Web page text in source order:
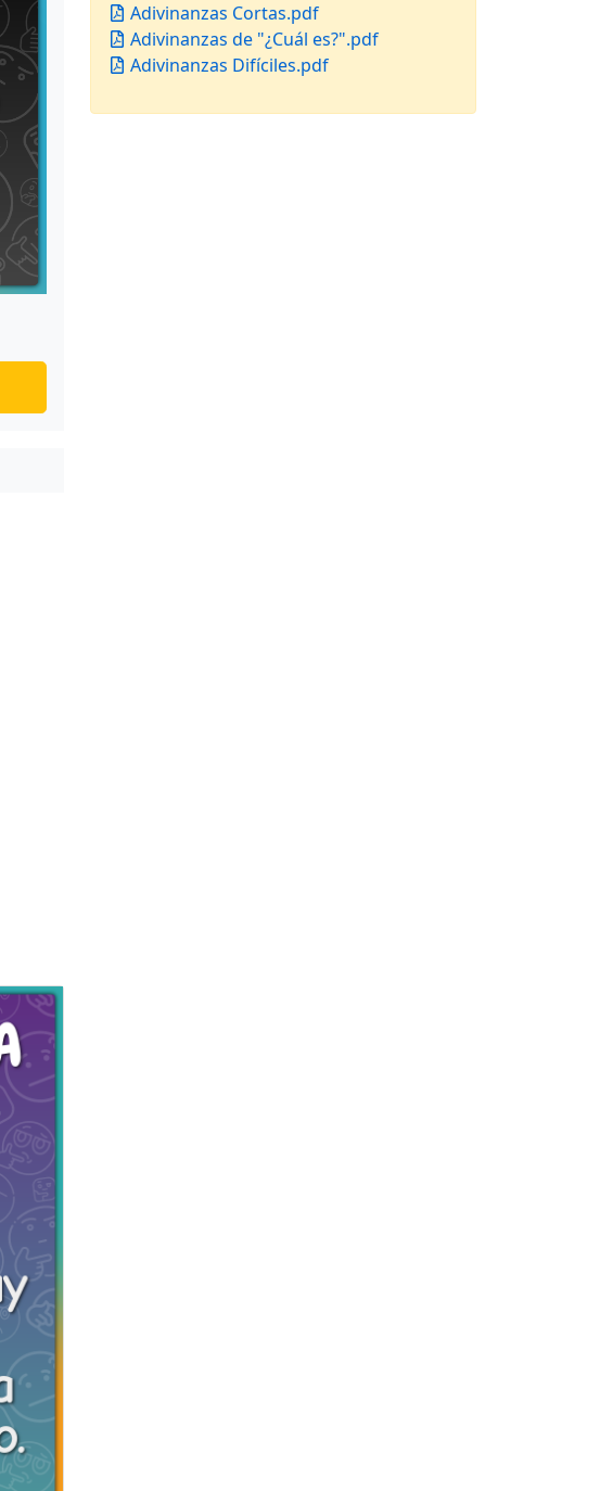
Adivinanzas Cortas.pdf
Adivinanzas de "¿Cuál es?".pdf
Adivinanzas Difíciles.pdf